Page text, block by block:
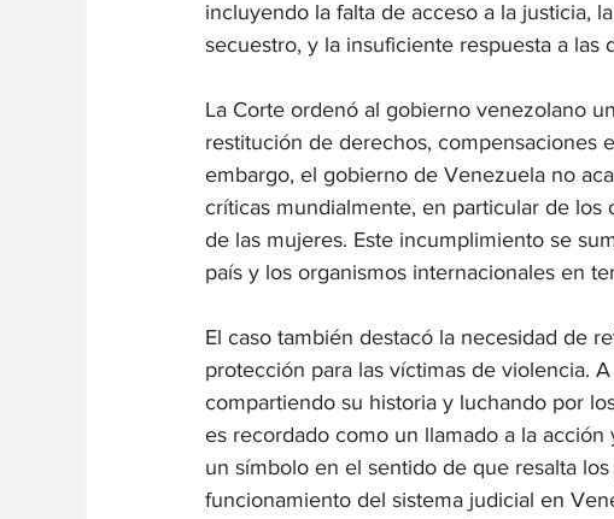
incluyendo la falta de acceso a la justicia,
secuestro, y la insuficiente respuesta a las
La Corte ordenó al gobierno venezolano
restitución de derechos, compensaciones
embargo, el gobierno de Venezuela no
críticas mundialmente, en particular de
de las mujeres. Este incumplimiento se
país y los organismos internacionales en
El caso también destacó la necesidad de
protección para las víctimas de violencia.
compartiendo su historia y luchando por
es recordado como un llamado a la
un símbolo en el sentido de que resalta
funcionamiento del sistema judicial en